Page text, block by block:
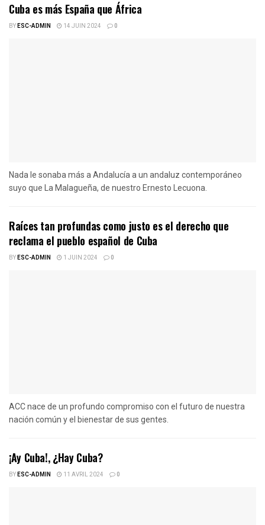
Cuba es más España que África
BYESC-ADMIN 14 JUIN 2024 0
Nada le sonaba más a Andalucía a un andaluz contemporáneo
suyo que La Malagueña, de nuestro Ernesto Lecuona.
Raíces tan profundas como justo es el derecho que
reclama el pueblo español de Cuba
BYESC-ADMIN 1 JUIN 2024 0
ACC nace de un profundo compromiso con el futuro de nuestra
nación común y el bienestar de sus gentes.
¡Ay Cuba!, ¿Hay Cuba?
BYESC-ADMIN 11 AVRIL 2024 0